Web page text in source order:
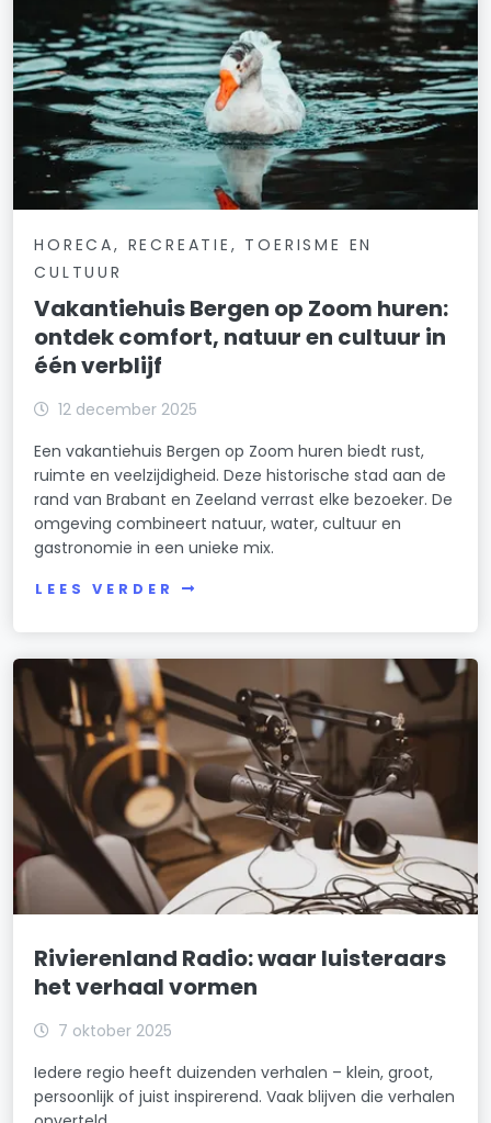
HORECA, RECREATIE, TOERISME EN
CULTUUR
Vakantiehuis Bergen op Zoom huren:
ontdek comfort, natuur en cultuur in
één verblijf
12 december 2025
Een vakantiehuis Bergen op Zoom huren biedt rust,
ruimte en veelzijdigheid. Deze historische stad aan de
rand van Brabant en Zeeland verrast elke bezoeker. De
omgeving combineert natuur, water, cultuur en
gastronomie in een unieke mix.
LEES VERDER
Rivierenland Radio: waar luisteraars
het verhaal vormen
7 oktober 2025
Iedere regio heeft duizenden verhalen – klein, groot,
persoonlijk of juist inspirerend. Vaak blijven die verhalen